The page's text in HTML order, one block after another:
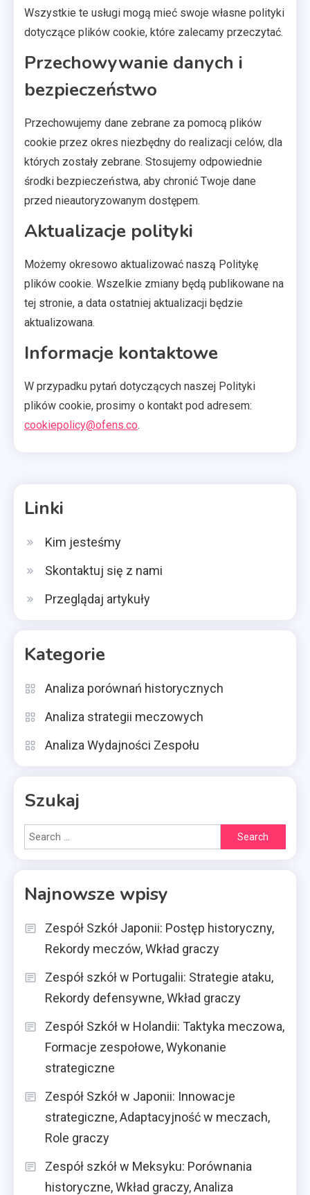
Wszystkie te usługi mogą mieć swoje własne polityki
dotyczące plików cookie, które zalecamy przeczytać.
Przechowywanie danych i
bezpieczeństwo
Przechowujemy dane zebrane za pomocą plików
cookie przez okres niezbędny do realizacji celów, dla
których zostały zebrane. Stosujemy odpowiednie
środki bezpieczeństwa, aby chronić Twoje dane
przed nieautoryzowanym dostępem.
Aktualizacje polityki
Możemy okresowo aktualizować naszą Politykę
plików cookie. Wszelkie zmiany będą publikowane na
tej stronie, a data ostatniej aktualizacji będzie
aktualizowana.
Informacje kontaktowe
W przypadku pytań dotyczących naszej Polityki
plików cookie, prosimy o kontakt pod adresem:
cookiepolicy@ofens.co.
Linki
Kim jesteśmy
Skontaktuj się z nami
Przeglądaj artykuły
Kategorie
Analiza porównań historycznych
Analiza strategii meczowych
Analiza Wydajności Zespołu
Szukaj
Search
for:
Najnowsze wpisy
Zespół Szkół Japonii: Postęp historyczny,
Rekordy meczów, Wkład graczy
Zespół szkół w Portugalii: Strategie ataku,
Rekordy defensywne, Wkład graczy
Zespół Szkół w Holandii: Taktyka meczowa,
Formacje zespołowe, Wykonanie
strategiczne
Zespół Szkół w Japonii: Innowacje
strategiczne, Adaptacyjność w meczach,
Role graczy
Zespół szkół w Meksyku: Porównania
historyczne, Wkład graczy, Analiza